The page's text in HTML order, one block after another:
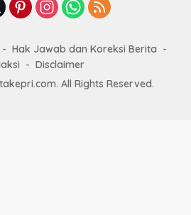
Hak Jawab dan Koreksi Berita
Disclaimer
All Rights Reserved.